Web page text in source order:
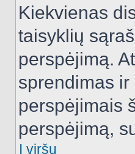
Kiekvienas
taisyklių
perspėjimą.
sprendimas
perspėjimais
perspėjimą,
Į viršų